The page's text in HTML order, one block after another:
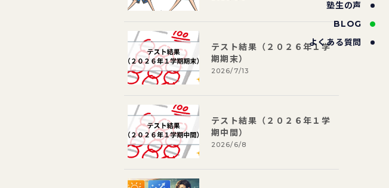
塾生の声
BLOG
よくある質問
テスト結果（２０２６年１学
期期末）
2026/7/13
テスト結果（２０２６年１学
期中間）
2026/6/8